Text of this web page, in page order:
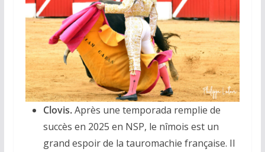
Clovis.Après une temporada remplie de
succès en 2025 en NSP, le nîmois est un
grand espoir de la tauromachie française. Il